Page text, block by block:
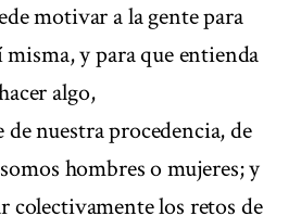
motivar a la gente para
y para que entienda
algo,
nuestra procedencia, de
hombres o mujeres; y
colectivamente los retos de